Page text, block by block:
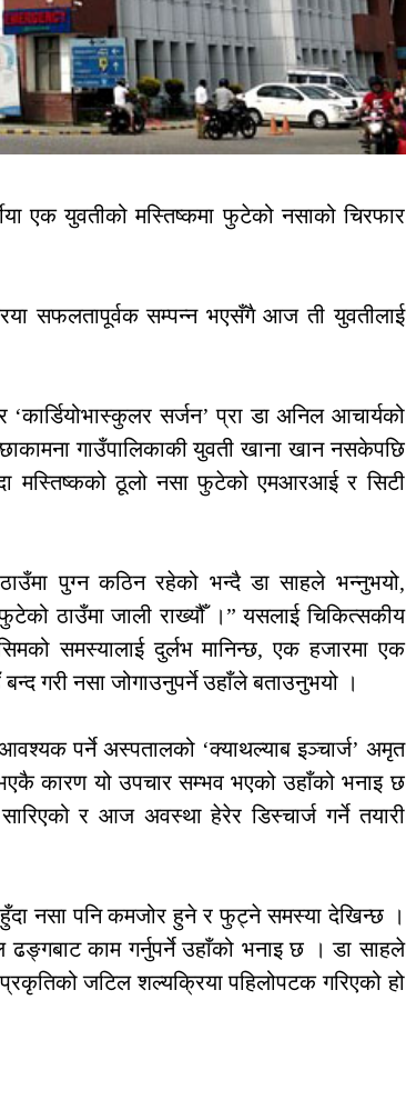
एक युवतीको मस्तिष्कमा फुटेको नसाको चिरफार
सफलतापूर्वक सम्पन्न भएसँगै आज ती युवतीलाई
सर्जन’ प्रा डा अनिल आचार्यको
गाउँपालिकाकी युवती खाना खान नसकेपछि
मस्तिष्कको ठूलो नसा फुटेको एमआरआई र सिटी
पुग्न कठिन रहेको भन्दै डा साहले भन्नुभयो,
ठाउँमा जाली राख्यौँ ।” यसलाई चिकित्सकीय
समस्यालाई दुर्लभ मानिन्छ, एक हजारमा एक
गरी नसा जोगाउनुपर्ने उहाँले बताउनुभयो ।
पर्ने अस्पतालको ‘क्याथल्याब इञ्चार्ज’ अमृत
कारण यो उपचार सम्भव भएको उहाँको भनाइ छ
र आज अवस्था हेरेर डिस्चार्ज गर्ने तयारी
हुँदा नसा पनि कमजोर हुने र फुट्ने समस्या देखिन्छ ।
काम गर्नुपर्ने उहाँको भनाइ छ । डा साहले
जटिल शल्यक्रिया पहिलोपटक गरिएको हो